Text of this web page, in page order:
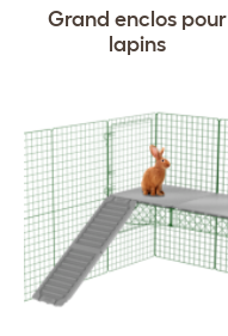
Grand enclos pour
lapins